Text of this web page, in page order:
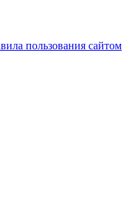
пользования сайтом